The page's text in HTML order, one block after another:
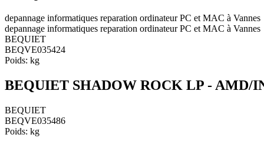
depannage informatiques reparation ordinateur PC et MAC à Vannes
depannage informatiques reparation ordinateur PC et MAC à Vannes
BEQUIET
BEQVE035424
Poids: kg
BEQUIET SHADOW ROCK LP - AMD/
BEQUIET
BEQVE035486
Poids: kg